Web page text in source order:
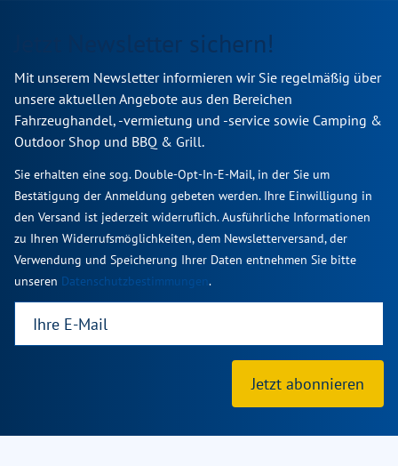
Jetzt Newsletter sichern!
Mit unserem Newsletter informieren wir Sie regelmäßig über
unsere aktuellen Angebote aus den Bereichen
Fahrzeughandel, -vermietung und -service sowie Camping &
Outdoor Shop und BBQ & Grill.
Sie erhalten eine sog. Double-Opt-In-E-Mail, in der Sie um
Bestätigung der Anmeldung gebeten werden. Ihre Einwilligung in
den Versand ist jederzeit widerruflich. Ausführliche Informationen
zu Ihren Widerrufsmöglichkeiten, dem Newsletterversand, der
Verwendung und Speicherung Ihrer Daten entnehmen Sie bitte
unseren Datenschutzbestimmungen.
Jetzt abonnieren